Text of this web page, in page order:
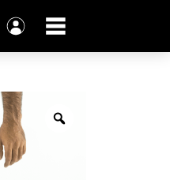
Carrito
cuenta